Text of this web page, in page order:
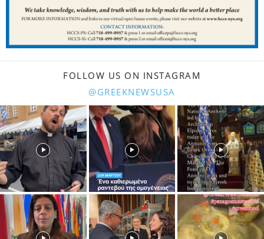
FOLLOW US ON INSTAGRAM
@GREEKNEWSUSA